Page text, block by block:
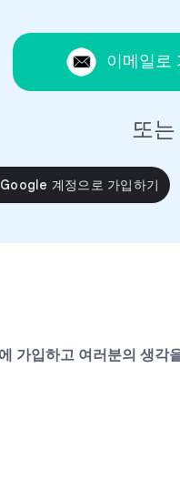
이메일로
또는
가입하고 여러분의 생